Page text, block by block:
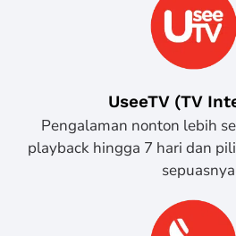
UseeTV (TV
Pengalaman nonton lebih
playback hingga 7 hari dan